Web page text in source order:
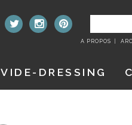
:
A PROPOS
VIDE-DRESSING